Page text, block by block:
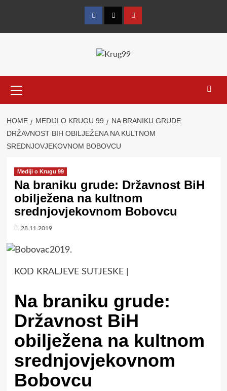
FacebookTwitterYouTube
Menu
HOME MEDIJI O KRUGU 99
NA BRANIKU GRUDE:
DRŽAVNOST BIH OBILJEŽENA NA KULTNOM
SREDNJOVJEKOVNOM BOBOVCU
Mediji o Krugu 99
Na braniku grude: Državnost BiH
obilježena na kultnom
srednjovjekovnom Bobovcu
28.11.2019
KOD KRALJEVE SUTJESKE |
Na braniku grude:
Državnost BiH
obilježena na kultnom
srednjovjekovnom
Bobovcu